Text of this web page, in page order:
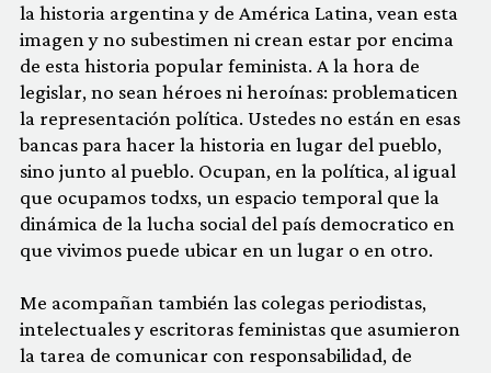
la historia argentina y de América Latina, vean esta
imagen y no subestimen ni crean estar por encima
de esta historia popular feminista. A la hora de
legislar, no sean héroes ni heroínas: problematicen
la representación política. Ustedes no están en esas
bancas para hacer la historia en lugar del pueblo,
sino junto al pueblo. Ocupan, en la política, al igual
que ocupamos todxs, un espacio temporal que la
dinámica de la lucha social del país democratico en
que vivimos puede ubicar en un lugar o en otro.
Me acompañan también las colegas periodistas,
intelectuales y escritoras feministas que asumieron
la tarea de comunicar con responsabilidad, de